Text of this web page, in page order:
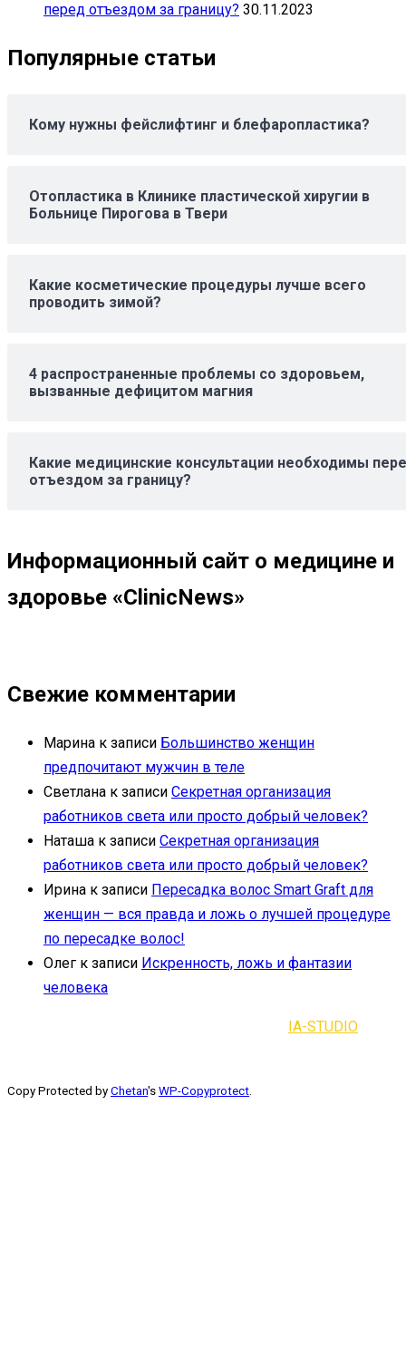
перед отъездом за границу? 30.11.2023
Популярные статьи
Кому нужны фейслифтинг и блефаропластика?
Отопластика в Клинике пластической хиругии в
Больнице Пирогова в Твери
Какие косметические процедуры лучше всего
проводить зимой?
4 распространенные проблемы со здоровьем,
вызванные дефицитом магния
Какие медицинские консультации необходимы
отъездом за границу?
Информационный сайт о медицине и
здоровье «ClinicNews»
Свежие комментарии
Марина к записи Большинство женщин
предпочитают мужчин в теле
Светлана к записи Секретная организация
работников света или просто добрый человек?
Наташа к записи Секретная организация
работников света или просто добрый человек?
Ирина к записи Пересадка волос Smart Graft для
женщин — вся правда и ложь о лучшей процедуре
по пересадке волос!
Олег к записи Искренность, ложь и фантазии
человека
IA-STUDIO
Copy Protected by Chetan's WP-Copyprotect